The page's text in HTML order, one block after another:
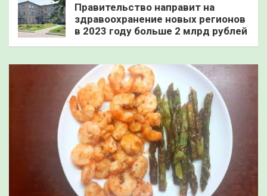
Правительство направит на
здравоохранение новых регионов
в 2023 году больше 2 млрд рублей